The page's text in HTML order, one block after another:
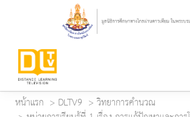
หน้าแรก DLTV9
วิทยาการคำนวณ